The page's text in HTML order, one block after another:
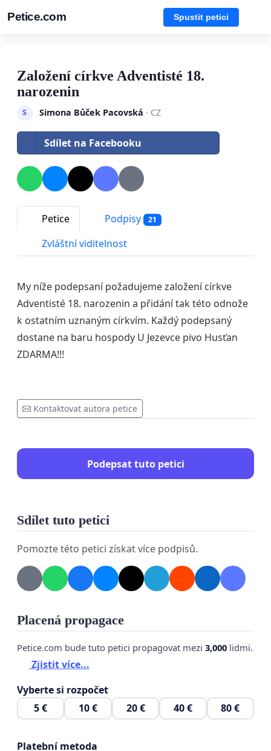
Petice.com Spustit petici
Založení církve Adventisté 18.
narozenin
S Simona Bůček Pacovská · CZ
Sdílet na Facebooku
Petice Podpisy 21
Zvláštní viditelnost
My níže podepsaní požadujeme založení církve
Adventisté 18. narozenin a přidání tak této odnože
k ostatním uznaným církvím. Každý podepsaný
dostane na baru hospody U Jezevce pivo Husťan
ZDARMA!!!
Kontaktovat autora petice
Podepsat tuto petici
Sdílet tuto petici
Pomozte této petici získat více podpisů.
Placená propagace
Petice.com bude tuto petici propagovat mezi 3,000 lidmi.
Zjistit více...
Vyberte si rozpočet
5 €
10 € 20 € 40 € 80 €
Platební metoda